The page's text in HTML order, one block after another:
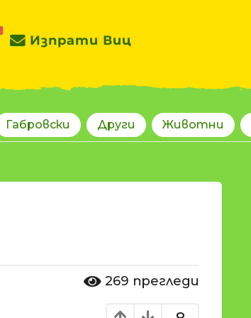
Изпрати Виц
Габровски Други Животни
269 прегледи